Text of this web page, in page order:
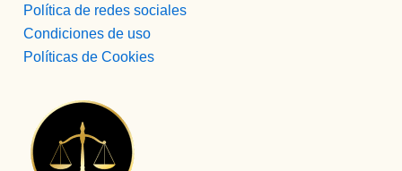
Política de redes sociales
Condiciones de uso
Políticas de Cookies